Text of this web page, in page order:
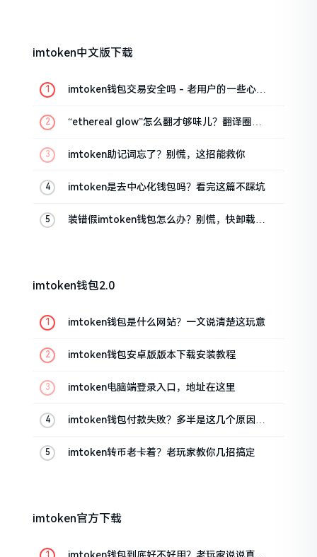
imtoken中文版下载
imtoken钱包交易安全吗 - 老用户的一些心里
“ethereal glow”怎么翻才够味儿？翻译圈老
imtoken助记词忘了？别慌，这招能救你
imtoken是去中心化钱包吗？看完这篇不踩坑
装错假imtoken钱包怎么办？别慌，快卸载，
imtoken钱包2.0
imtoken钱包是什么网站？一文说清楚这玩意
imtoken钱包安卓版版本下载安装教程
imtoken电脑端登录入口，地址在这里
imtoken钱包付款失败？多半是这几个原因闹
imtoken转币老卡着？老玩家教你几招搞定
imtoken官方下载